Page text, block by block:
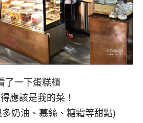
了一下蛋糕櫃
應該是我的菜！
奶油、慕絲、糖霜等甜點)